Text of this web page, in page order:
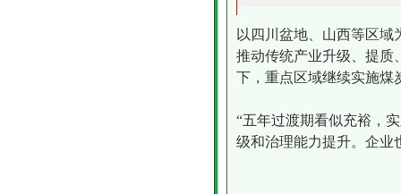
以四川盆地、山西等区
推动传统产业升级、提质
下，重点区域继续实施煤
“五年过渡期看似充裕，
级和治理能力提升。企业